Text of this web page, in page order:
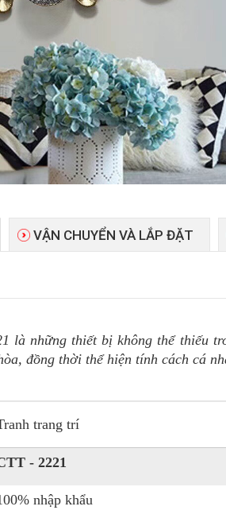
VẬN CHUYỂN VÀ LẮP ĐẶT
là những thiết bị không thể thiếu
đồng thời thể hiện tính cách cá
trang trí
- 2221
nhập khẩu